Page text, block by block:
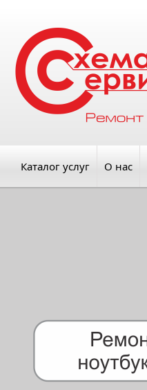
Каталог услуг О нас